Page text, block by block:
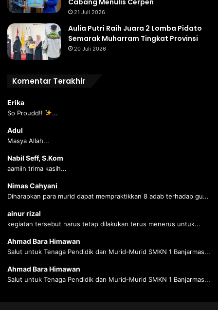
Cabang Menulis Cerpen
21 Juli 2026
Aulia Putri Raih Juara 2 Lomba Pidato
Semarak Muharram Tingkat Provinsi
20 Juli 2026
Komentar Terakhir
Erika
So Proudd!! ...
Adul
Masya Allah...
Nabil Seff, S.Kom
aamiin trima kasih...
Nimas Cahyani
Diharapkan para murid dapat mempraktikkan 8 adab terhadap gu...
ainur rizal
kegiatan tersebut harus tetap dilakukan terus menerus untuk...
Ahmad Bara Himawan
Salut untuk Tenaga Pendidik dan Murid-Murid SMKN 1 Banjarmas...
Ahmad Bara Himawan
Salut untuk Tenaga Pendidik dan Murid-Murid SMKN 1 Banjarmas...